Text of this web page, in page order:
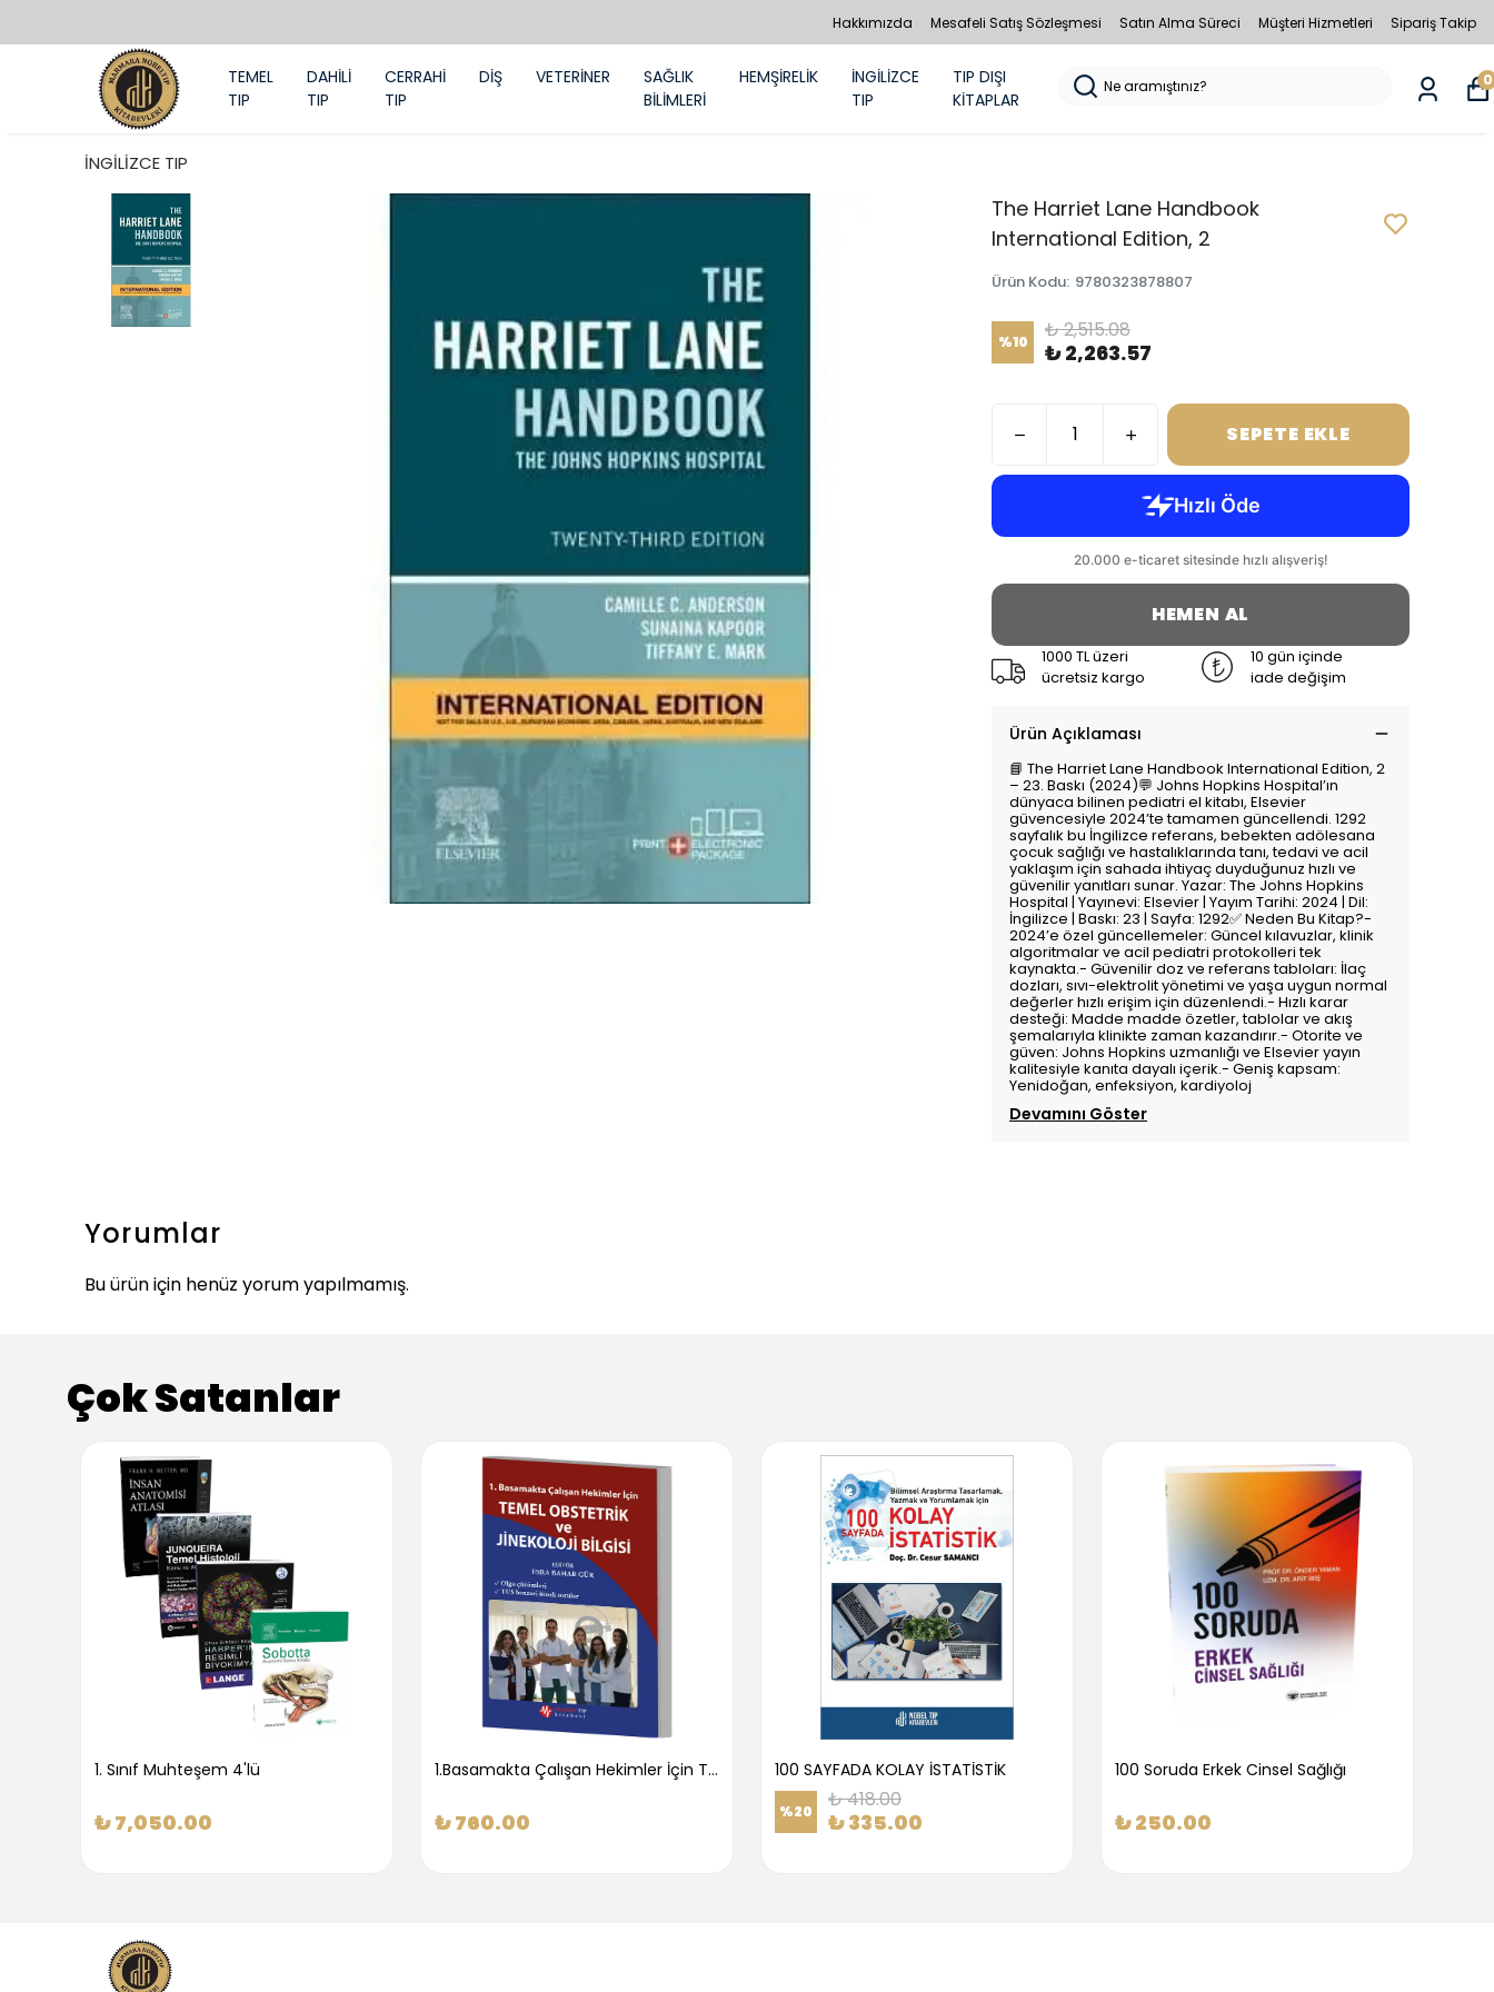
Hakkımızda Mesafeli Satış Sözleşmesi Satın Alma Süreci Müşteri Hizmetleri Sipariş Takip
TEMEL
TIP
DAHİLİ
TIP
CERRAHİ
TIP
DİŞ VETERİNER
SAĞLIK
BİLİMLERİ
HEMŞİRELİK
İNGİLİZCE
TIP
TIP DIŞI
KİTAPLAR
0
İNGİLİZCE TIP
The Harriet Lane Handbook
International Edition, 2
Ürün Kodu: 9780323878807
%10 ₺ 2,515.08
₺ 2,263.57
SEPETE EKLE
HEMEN AL
1000 TL üzeri
ücretsiz kargo
10 gün içinde
iade değişim
Ürün Açıklaması
📘 The Harriet Lane Handbook International Edition, 2
– 23. Baskı (2024)💬 Johns Hopkins Hospital’ın
dünyaca bilinen pediatri el kitabı, Elsevier
güvencesiyle 2024’te tamamen güncellendi. 1292
sayfalık bu İngilizce referans, bebekten adölesana
çocuk sağlığı ve hastalıklarında tanı, tedavi ve acil
yaklaşım için sahada ihtiyaç duyduğunuz hızlı ve
güvenilir yanıtları sunar. Yazar: The Johns Hopkins
Hospital | Yayınevi: Elsevier | Yayım Tarihi: 2024 | Dil:
İngilizce | Baskı: 23 | Sayfa: 1292✅ Neden Bu Kitap?-
2024’e özel güncellemeler: Güncel kılavuzlar, klinik
algoritmalar ve acil pediatri protokolleri tek
kaynakta.- Güvenilir doz ve referans tabloları: İlaç
dozları, sıvı-elektrolit yönetimi ve yaşa uygun normal
değerler hızlı erişim için düzenlendi.- Hızlı karar
desteği: Madde madde özetler, tablolar ve akış
şemalarıyla klinikte zaman kazandırır.- Otorite ve
güven: Johns Hopkins uzmanlığı ve Elsevier yayın
kalitesiyle kanıta dayalı içerik.- Geniş kapsam:
Yenidoğan, enfeksiyon, kardiyoloj
Devamını Göster
Yorumlar
Bu ürün için henüz yorum yapılmamış.
Çok Satanlar
1. Sınıf Muhteşem 4'lü
₺ 7,050.00
1.Basamakta Çalışan Hekimler İçin Temel Obstetrik Ve Jinekoloji Bilgisi
₺ 760.00
100 SAYFADA KOLAY İSTATİSTİK
%20 ₺ 418.00
₺ 335.00
100 Soruda Erkek Cinsel Sağlığı
₺ 250.00